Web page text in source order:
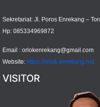
Sekretariat: Jl. Poros Enrekang –
Hp: 085334969872
Email : orlokenrekang@gmail.com
Website: https://orlok-enrekang.net
VISITOR